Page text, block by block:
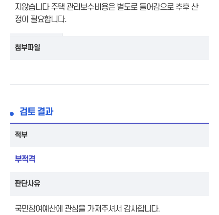
지않습니다 주택 관리보수비용은 별도로 들어감으로 추후 산
정이 필요합니다.
첨부파일
검토 결과
적부
부적격
판단사유
국민참여예산에 관심을 가져주셔서 감사합니다.